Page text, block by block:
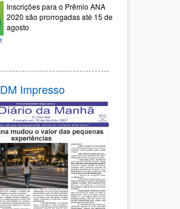
Inscrições para o Prêmio ANA
2020 são prorrogadas até 15 de
agosto
DM Impresso